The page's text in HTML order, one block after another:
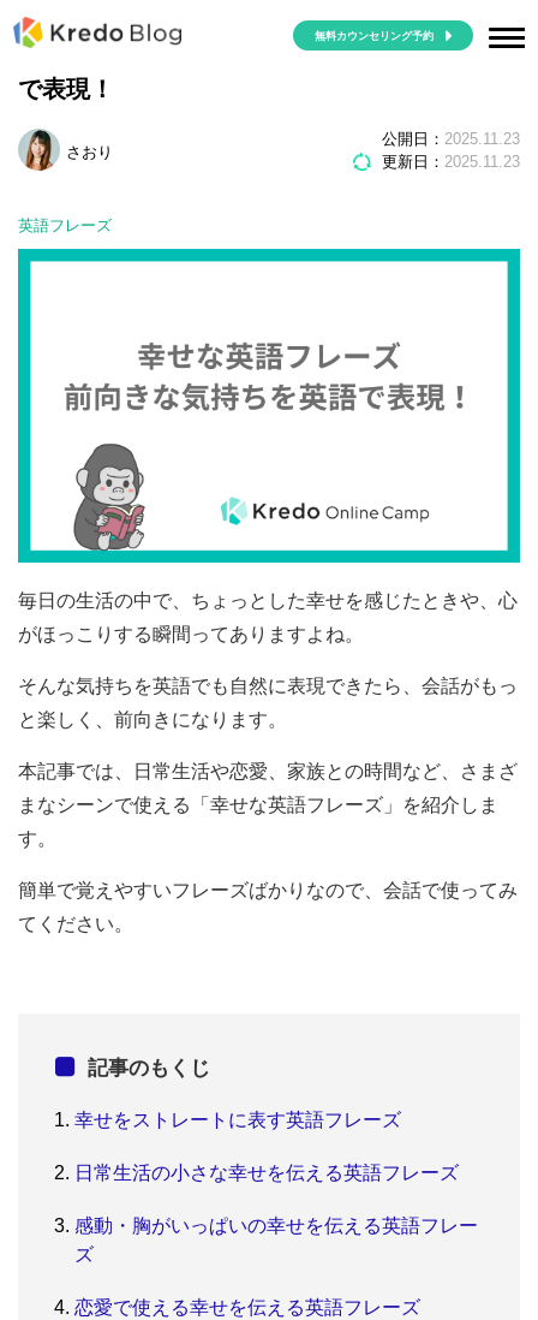
無料カウンセリング予約
幸せな英語フレーズ｜前向きな気持ちを英語
で表現！
さおり
公開日： 2025.11.23
更新日： 2025.11.23
英語フレーズ
毎日の生活の中で、ちょっとした幸せを感じたときや、心
がほっこりする瞬間ってありますよね。
そんな気持ちを英語でも自然に表現できたら、会話がもっ
と楽しく、前向きになります。
本記事では、日常生活や恋愛、家族との時間など、さまざ
まなシーンで使える「幸せな英語フレーズ」を紹介しま
す。
簡単で覚えやすいフレーズばかりなので、会話で使ってみ
てください。
記事のもくじ
幸せをストレートに表す英語フレーズ
日常生活の小さな幸せを伝える英語フレーズ
感動・胸がいっぱいの幸せを伝える英語フレー
ズ
恋愛で使える幸せを伝える英語フレーズ